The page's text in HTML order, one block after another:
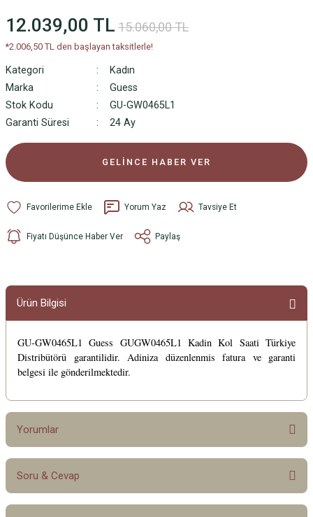
12.039,00 TL 15.060,00 TL
*2.006,50 TL den başlayan taksitlerle!
Kategori
Kadın
Marka
Guess
Stok Kodu
GU-GW0465L1
Garanti Süresi
24 Ay
GELİNCE HABER VER
Yorum Yaz Tavsiye Et
Fiyatı Düşünce Haber Ver Paylaş
Ürün Bilgisi
GU-GW0465L1 Guess GUGW0465L1 Kadin Kol Saati Türkiye
Distribütörü garantilidir. Adiniza düzenlenmis fatura ve garanti
belgesi ile gönderilmektedir.
Yorumlar
Bu ürüne ilk yorumu siz yapın!
Soru & Cevap